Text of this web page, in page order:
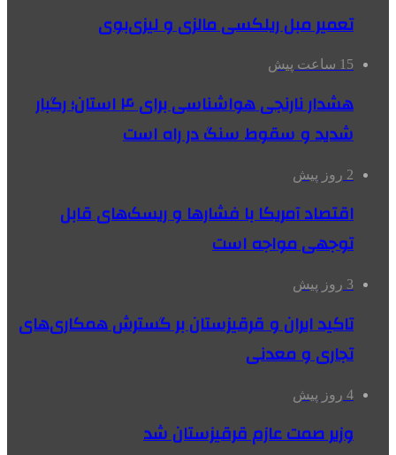
تعمیر مبل ریلکسی مالزی و لیزی‌بوی
15 ساعت پیش
هشدار نارنجی هواشناسی برای ۴ استان؛ رگبار
شدید و سقوط سنگ در راه است
2 روز پیش
اقتصاد آمریکا با فشارها و ریسک‌های قابل
توجهی مواجه است
3 روز پیش
تاکید ایران و قرقیزستان بر گسترش همکاری‌های
تجاری و معدنی
4 روز پیش
وزیر صمت عازم قرقیزستان شد